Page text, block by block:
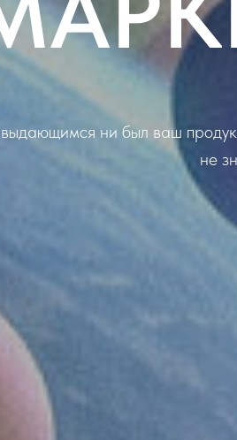
ни был ваш
не